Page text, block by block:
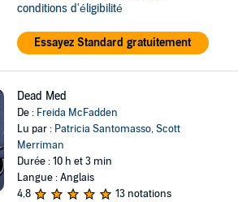
conditions d'éligibilité
Essayez Standard gratuitement
Dead Med
De : Freida McFadden
Lu par : Patricia Santomasso,Scott
Merriman
Durée : 10 h et 3 min
Langue : Anglais
4,8
13 notations